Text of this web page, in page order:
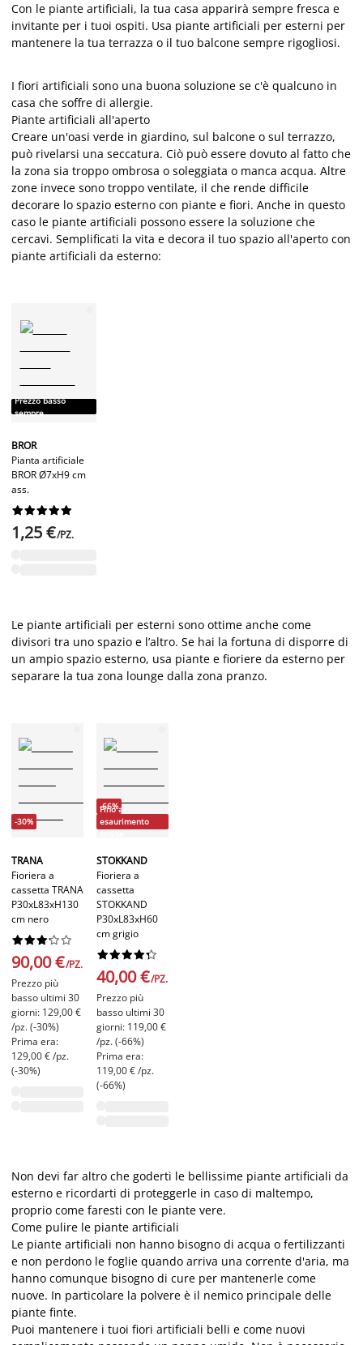
Con le piante artificiali, la tua casa apparirà sempre fresca e
invitante per i tuoi ospiti. Usa piante artificiali per esterni per
mantenere la tua terrazza o il tuo balcone sempre rigogliosi.
I fiori artificiali sono una buona soluzione se c'è qualcuno in
casa che soffre di allergie.
Piante artificiali all'aperto
Creare un'oasi verde in giardino, sul balcone o sul terrazzo,
può rivelarsi una seccatura. Ciò può essere dovuto al fatto che
la zona sia troppo ombrosa o soleggiata o manca acqua. Altre
zone invece sono troppo ventilate, il che rende difficile
decorare lo spazio esterno con piante e fiori. Anche in questo
caso le piante artificiali possono essere la soluzione che
cercavi. Semplificati la vita e decora il tuo spazio all'aperto con
piante artificiali da esterno:
Prezzo basso
sempre
BROR
Pianta artificiale
BROR Ø7xH9 cm
ass.






1,25 €/PZ.
Le piante artificiali per esterni sono ottime anche come
divisori tra uno spazio e l’altro. Se hai la fortuna di disporre di
un ampio spazio esterno, usa piante e fioriere da esterno per
separare la tua zona lounge dalla zona pranzo.
-30%
TRANA
Fioriera a
cassetta TRANA
P30xL83xH130
cm nero






90,00 €/PZ.
Prezzo più
basso ultimi 30
giorni: 129,00 €
/pz. (-30%)
Prima era:
129,00 € /pz.
(-30%)
-66%
Fino a
esaurimento
scorte
STOKKAND
Fioriera a
cassetta
STOKKAND
P30xL83xH60
cm grigio






40,00 €/PZ.
Prezzo più
basso ultimi 30
giorni: 119,00 €
/pz. (-66%)
Prima era:
119,00 € /pz.
(-66%)
Non devi far altro che goderti le bellissime piante artificiali da
esterno e ricordarti di proteggerle in caso di maltempo,
proprio come faresti con le piante vere.
Come pulire le piante artificiali
Le piante artificiali non hanno bisogno di acqua o fertilizzanti
e non perdono le foglie quando arriva una corrente d'aria, ma
hanno comunque bisogno di cure per mantenerle come
nuove. In particolare la polvere è il nemico principale delle
piante finte.
Puoi mantenere i tuoi fiori artificiali belli e come nuovi